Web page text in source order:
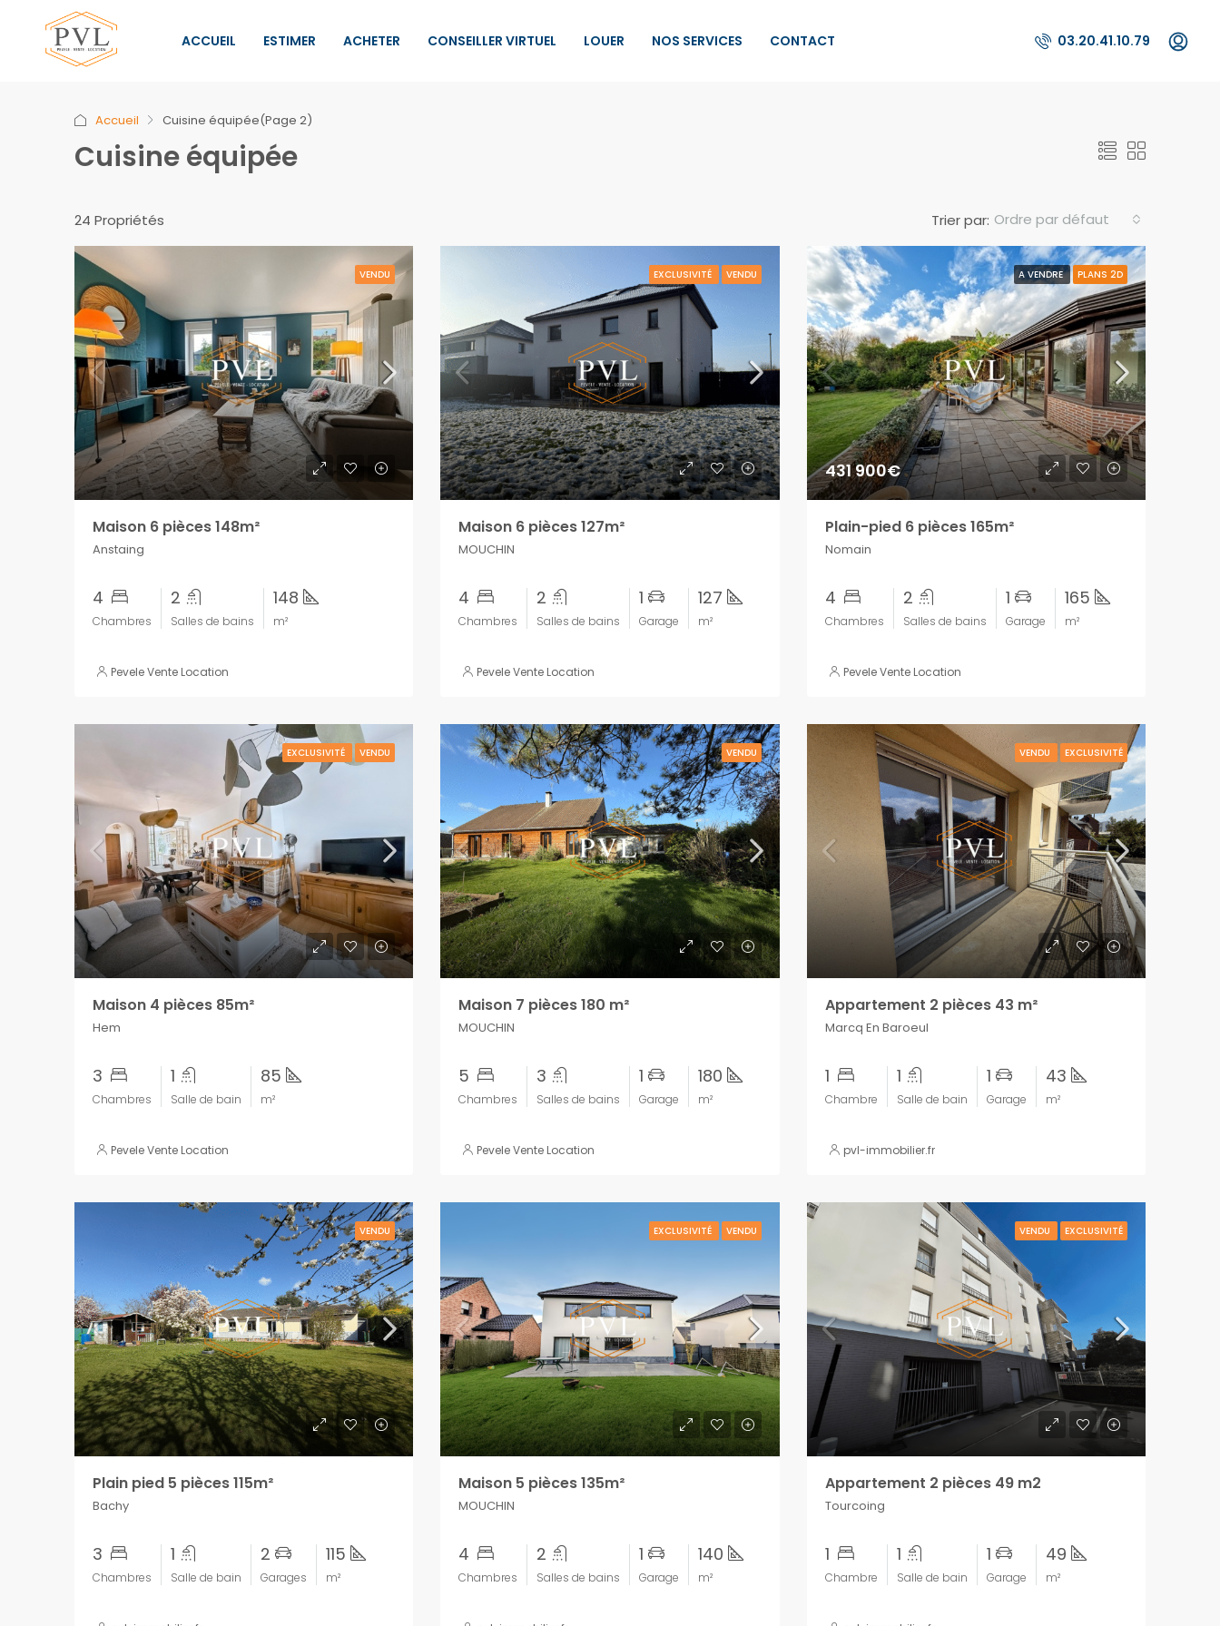
ACCUEIL ESTIMER ACHETER CONSEILLER VIRTUEL LOUER NOS SERVICES CONTACT 03.20.41.10.79
Accueil Cuisine équipée(Page 2)
Cuisine équipée
24 Propriétés Trier par: Ordre par défaut
VENDU
Maison 6 pièces 148m²
Anstaing
4
Chambres
2
Salles de bains
148
m²
Pevele Vente Location
EXCLUSIVITÉ VENDU
Maison 6 pièces 127m²
MOUCHIN
4
Chambres
2
Salles de bains
1
Garage
127
m²
Pevele Vente Location
A VENDRE PLANS 2D
431 900€
Plain-pied 6 pièces 165m²
Nomain
4
Chambres
2
Salles de bains
1
Garage
165
m²
Pevele Vente Location
EXCLUSIVITÉ VENDU
Maison 4 pièces 85m²
Hem
3
Chambres
1
Salle de bain
85
m²
Pevele Vente Location
VENDU
Maison 7 pièces 180 m²
MOUCHIN
5
Chambres
3
Salles de bains
1
Garage
180
m²
Pevele Vente Location
VENDU EXCLUSIVITÉ
Appartement 2 pièces 43 m²
Marcq En Baroeul
1
Chambre
1
Salle de bain
1
Garage
43
m²
pvl-immobilier.fr
VENDU
Plain pied 5 pièces 115m²
Bachy
3
Chambres
1
Salle de bain
2
Garages
115
m²
EXCLUSIVITÉ VENDU
Maison 5 pièces 135m²
MOUCHIN
4
Chambres
2
Salles de bains
1
Garage
140
m²
VENDU EXCLUSIVITÉ
Appartement 2 pièces 49 m2
Tourcoing
1
Chambre
1
Salle de bain
1
Garage
49
m²